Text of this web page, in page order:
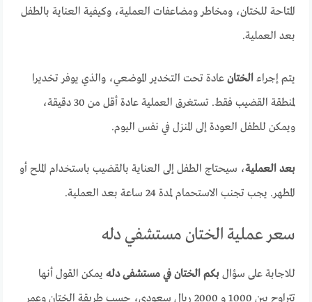
المتاحة للختان، ومخاطر ومضاعفات العملية، وكيفية العناية بالطفل
بعد العملية.
يتم إجراءالختان عادة تحت التخدير الموضعي، والذي يوفر تخديرا
لمنطقة القضيب فقط. تستغرق العملية عادة أقل من 30 دقيقة،
ويمكن للطفل العودة إلى المنزل في نفس اليوم.
بعد العملية، سيحتاج الطفل إلى العناية بالقضيب باستخدام الملح أو
المطهر. يجب تجنب الاستحمام لمدة 24 ساعة بعد العملية.
سعر عملية الختان مستشفي دله
للاجابة على سؤال بكم الختان في مستشفى دله يمكن القول أنها
تتراوح بين 1000 و 2000 ريال سعودي، حسب طريقة الختان وعمر